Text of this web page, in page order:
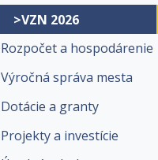
>VZN 2026
Rozpočet a hospodárenie
Výročná správa mesta
Dotácie a granty
Projekty a investície